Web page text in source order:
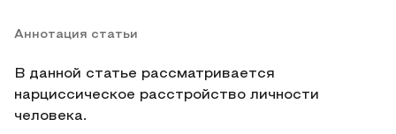
Аннотация статьи
В данной статье рассматривается
нарциссическое расстройство личности
человека.